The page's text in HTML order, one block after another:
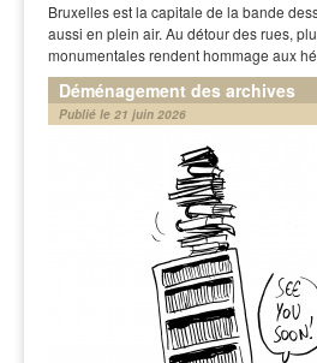
Bruxelles est la capitale de la bande
aussi en plein air. Au détour des rues,
monumentales rendent hommage aux
Déménagement des archives
Publié le 21 juin 2026